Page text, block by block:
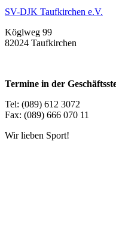
SV-DJK Taufkirchen e.V.
Köglweg 99
82024 Taufkirchen
Termine in der
Tel: (089) 612 3072
Fax: (089) 666 070 11
Wir lieben Sport!